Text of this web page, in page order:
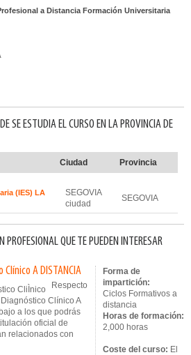
a Distancia Formación Universitaria
SE ESTUDIA EL CURSO EN LA PROVINCIA DE
Ciudad Provincia
(IES) LA
SEGOVIA
ciudad
SEGOVIA
PROFESIONAL QUE TE PUEDEN INTERESAR
A DISTANCIA
Respecto
Clínico A
a los que podrás
oficial de
relacionados con
Forma de
impartición:
Ciclos Formativos a
distancia
Horas de formación:
2,000 horas
Coste del curso: El